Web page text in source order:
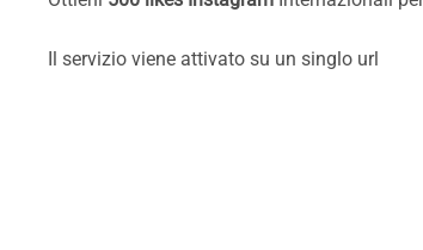
Il servizio viene attivato su un singlo url